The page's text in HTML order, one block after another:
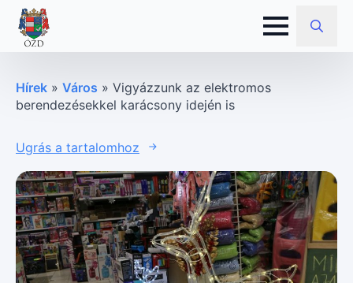
Search
Hírek » Város » Vigyázzunk az elektromos
berendezésekkel karácsony idején is
Ugrás a tartalomhoz